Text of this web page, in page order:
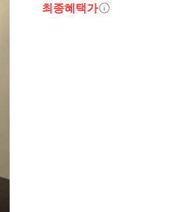
최종혜택가